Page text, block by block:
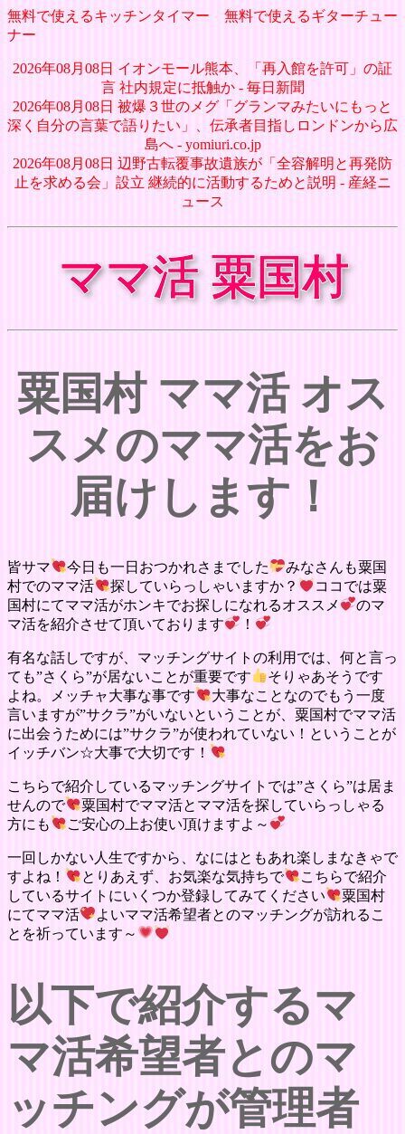
無料で使えるキッチンタイマー
無料で使えるギターチュー
ナー
2026年08月08日 イオンモール熊本、「再入館を許可」の証
言 社内規定に抵触か - 毎日新聞
2026年08月08日 被爆３世のメグ「グランマみたいにもっと
深く自分の言葉で語りたい」、伝承者目指しロンドンから広
島へ - yomiuri.co.jp
2026年08月08日 辺野古転覆事故遺族が「全容解明と再発防
止を求める会」設立 継続的に活動するためと説明 - 産経ニ
ュース
ママ活 粟国村
粟国村 ママ活 オス
スメのママ活をお
届けします！
皆サマ 今日も一日おつかれさまでした
みなさんも粟国
村でのママ活
探していらっしゃいますか？
ココでは粟
国村にてママ活がホンキでお探しになれるオススメ
のマ
マ活を紹介させて頂いております
！
有名な話しですが、マッチングサイトの利用では、何と言っ
ても”さくら”が居ないことが重要です
そりゃあそうです
よね。メッチャ大事な事です
大事なことなのでもう一度
言いますが”サクラ”がいないということが、粟国村でママ活
に出会うためには”サクラ”が使われていない！ということが
イッチバン☆大事で大切です！
こちらで紹介しているマッチングサイトでは”さくら”は居ま
せんので
粟国村でママ活とママ活を探していらっしゃる
方にも
ご安心の上お使い頂けますよ～
一回しかない人生ですから、なにはともあれ楽しまなきゃで
すよね！
とりあえず、お気楽な気持ちで
こちらで紹介
しているサイトにいくつか登録してみてください
粟国村
にてママ活
よいママ活希望者とのマッチングが訪れるこ
とを祈っています～
以下で紹介するマ
マ活希望者とのマ
ッチングが管理者